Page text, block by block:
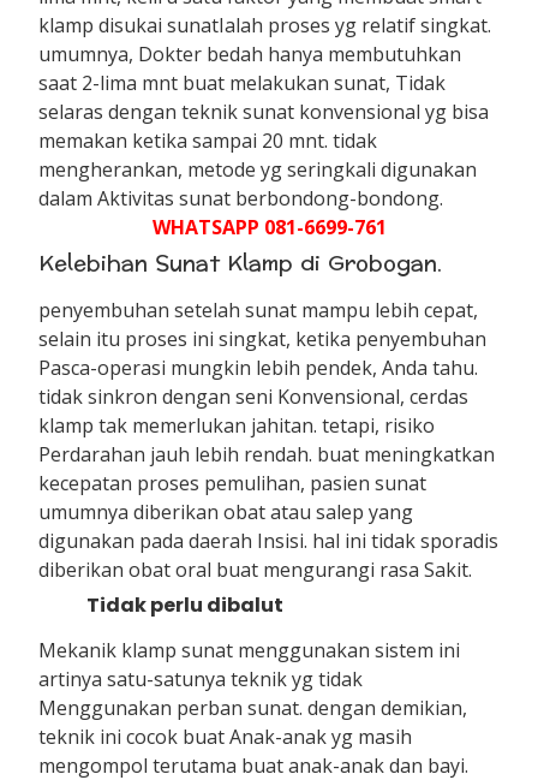
klamp disukai sunatIalah proses yg relatif singkat.
umumnya, Dokter bedah hanya membutuhkan
saat 2-lima mnt buat melakukan sunat, Tidak
selaras dengan teknik sunat konvensional yg bisa
memakan ketika sampai 20 mnt. tidak
mengherankan, metode yg seringkali digunakan
dalam Aktivitas sunat berbondong-bondong.
WHATSAPP 081-6699-761
Kelebihan Sunat Klamp di Grobogan.
penyembuhan setelah sunat mampu lebih cepat,
selain itu proses ini singkat, ketika penyembuhan
Pasca-operasi mungkin lebih pendek, Anda tahu.
tidak sinkron dengan seni Konvensional, cerdas
klamp tak memerlukan jahitan. tetapi, risiko
Perdarahan jauh lebih rendah. buat meningkatkan
kecepatan proses pemulihan, pasien sunat
umumnya diberikan obat atau salep yang
digunakan pada daerah Insisi. hal ini tidak sporadis
diberikan obat oral buat mengurangi rasa Sakit.
Tidak perlu dibalut
Mekanik klamp sunat menggunakan sistem ini
artinya satu-satunya teknik yg tidak
Menggunakan perban sunat. dengan demikian,
teknik ini cocok buat Anak-anak yg masih
mengompol terutama buat anak-anak dan bayi.